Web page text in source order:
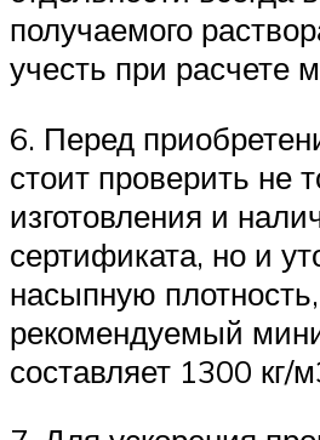
получаемого
учесть при расчете
6. Перед
стоит проверить не
изготовления и
сертификата, но и
насыпную плотность,
рекомендуемый
составляет 1300 кг/